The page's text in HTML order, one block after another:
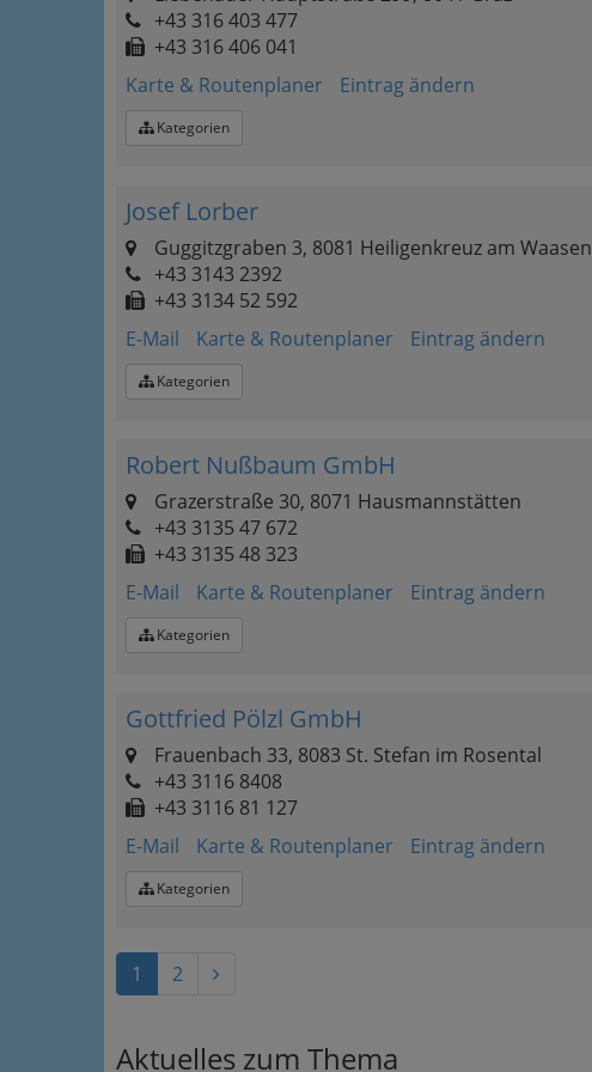
+43 316 403 477
+43 316 406 041
Karte & Routenplaner
Eintrag ändern
Kategorien
Josef Lorber
Guggitzgraben 3, 8081 Heiligenkreuz am Waasen
+43 3143 2392
+43 3134 52 592
E-Mail
Karte & Routenplaner Eintrag ändern
Kategorien
Robert Nußbaum GmbH
Grazerstraße 30, 8071 Hausmannstätten
+43 3135 47 672
+43 3135 48 323
E-Mail
Karte & Routenplaner Eintrag ändern
Kategorien
Gottfried Pölzl GmbH
Frauenbach 33, 8083 St. Stefan im Rosental
+43 3116 8408
+43 3116 81 127
E-Mail
Karte & Routenplaner Eintrag ändern
Kategorien
1 2
Aktuelles zum Thema